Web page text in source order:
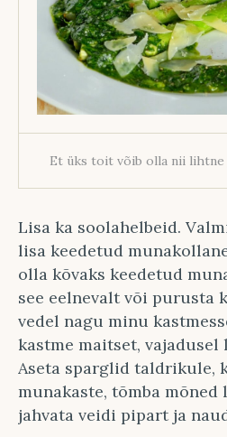
Et üks toit võib olla nii lihtne
Lisa ka soolahelbeid.
lisa keedetud
olla kõvaks keedetud
see eelnevalt või purusta
vedel nagu minu
kastme maitset,
Aseta sparglid taldrikule,
munakaste, tõmba mõned
jahvata veidi pipart ja